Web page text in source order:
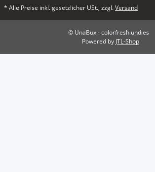
* Alle Preise inkl. gesetzlicher USt., zzgl.Versand
© UnaBux - colorfresh undies
Powered by JTL-Shop